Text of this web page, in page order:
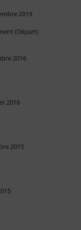
2019
(Départ)
2016
2016
2015